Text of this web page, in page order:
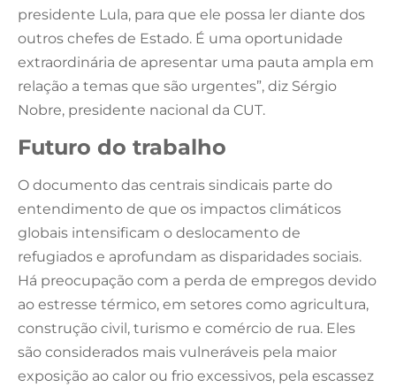
presidente Lula, para que ele possa ler diante dos
outros chefes de Estado. É uma oportunidade
extraordinária de apresentar uma pauta ampla em
relação a temas que são urgentes”, diz Sérgio
Nobre, presidente nacional da CUT.
Futuro do trabalho
O documento das centrais sindicais parte do
entendimento de que os impactos climáticos
globais intensificam o deslocamento de
refugiados e aprofundam as disparidades sociais.
Há preocupação com a perda de empregos devido
ao estresse térmico, em setores como agricultura,
construção civil, turismo e comércio de rua. Eles
são considerados mais vulneráveis pela maior
exposição ao calor ou frio excessivos, pela escassez